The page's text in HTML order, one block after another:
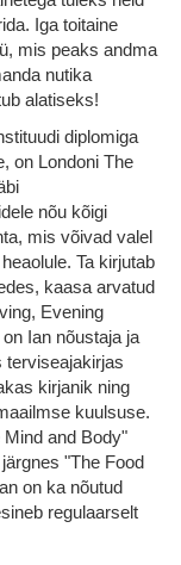
Iga toitaine
mis peaks andma
nutika
alatiseks!
diplomiga
on Londoni The
nõu kõigi
mis võivad valel
Ta kirjutab
kaasa arvatud
Evening
Ian nõustaja ja
terviseajakirjas
kirjanik ning
kuulsuse.
and Body"
"The Food
on ka nõutud
regulaarselt